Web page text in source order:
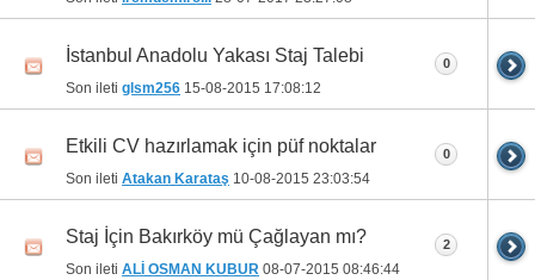
İstanbul Anadolu Yakası Staj Talebi
Son ileti glsm256 15-08-2015 17:08:12
0
Etkili CV hazırlamak için püf noktalar
Son ileti Atakan Karataş 10-08-2015 23:03:54
0
Staj İçin Bakırköy mü Çağlayan mı?
Son ileti ALİ OSMAN KUBUR 08-07-2015 08:46:44
2